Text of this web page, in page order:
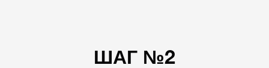
ШАГ №2